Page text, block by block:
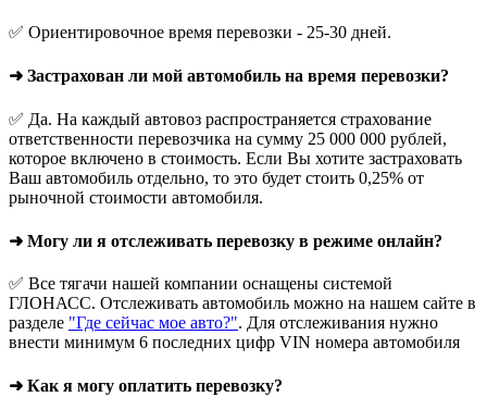
✅ Ориентировочное время перевозки - 25-30 дней.
➜ Застрахован ли мой автомобиль на время перевозки?
✅ Да. На каждый автовоз распространяется страхование
ответственности перевозчика на сумму 25 000 000 рублей,
которое включено в стоимость. Если Вы хотите застраховать
Ваш автомобиль отдельно, то это будет стоить 0,25% от
рыночной стоимости автомобиля.
➜ Могу ли я отслеживать перевозку в режиме онлайн?
✅ Все тягачи нашей компании оснащены системой
ГЛОНАСС. Отслеживать автомобиль можно на нашем сайте в
разделе "Где сейчас мое авто?". Для отслеживания нужно
внести минимум 6 последних цифр VIN номера автомобиля
➜ Как я могу оплатить перевозку?